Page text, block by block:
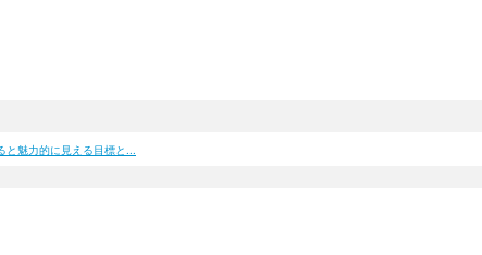
と魅力的に見える目標と...